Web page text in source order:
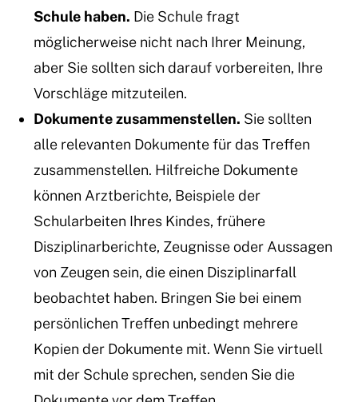
Schule haben. Die Schule fragt
möglicherweise nicht nach Ihrer Meinung,
aber Sie sollten sich darauf vorbereiten, Ihre
Vorschläge mitzuteilen.
Dokumente zusammenstellen. Sie sollten
alle relevanten Dokumente für das Treffen
zusammenstellen. Hilfreiche Dokumente
können Arztberichte, Beispiele der
Schularbeiten Ihres Kindes, frühere
Disziplinarberichte, Zeugnisse oder Aussagen
von Zeugen sein, die einen Disziplinarfall
beobachtet haben. Bringen Sie bei einem
persönlichen Treffen unbedingt mehrere
Kopien der Dokumente mit. Wenn Sie virtuell
mit der Schule sprechen, senden Sie die